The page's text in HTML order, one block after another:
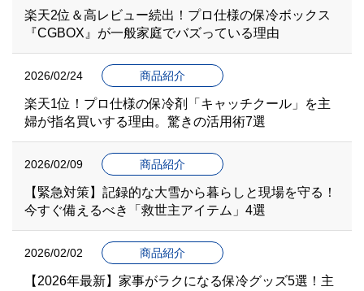
楽天2位＆高レビュー続出！プロ仕様の保冷ボックス
『CGBOX』が一般家庭でバズっている理由
2026/02/24 商品紹介
楽天1位！プロ仕様の保冷剤「キャッチクール」を主
婦が指名買いする理由。驚きの活用術7選
2026/02/09 商品紹介
【緊急対策】記録的な大雪から暮らしと現場を守る！
今すぐ備えるべき「救世主アイテム」4選
2026/02/02 商品紹介
【2026年最新】家事がラクになる保冷グッズ5選！主